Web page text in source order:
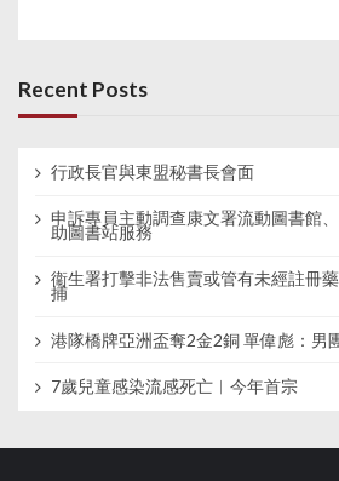
Recent Posts
行政長官與東盟秘書長會面
申訴專員主動調查康文署流動圖書館
助圖書站服務
衞生署打擊非法售賣或管有未經註冊
捕
港隊橋牌亞洲盃奪2金2銅 單偉彪：男
7歲兒童感染流感死亡︱今年首宗